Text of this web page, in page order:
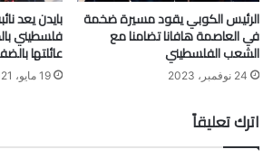
الرئيس الكوبي يقود مسيرة ضخمة
في العاصمة هافانا تضامنا مع
الشعب الفلسطيني
24 نوفمبر، 2023
بايدن يعد
فلسطيني
عائلتها
19 مايو، 2021
اترك تعليقاً